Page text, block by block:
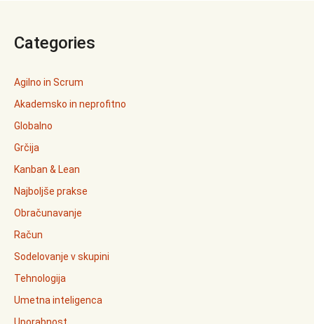
Categories
Agilno in Scrum
Akademsko in neprofitno
Globalno
Grčija
Kanban & Lean
Najboljše prakse
Obračunavanje
Račun
Sodelovanje v skupini
Tehnologija
Umetna inteligenca